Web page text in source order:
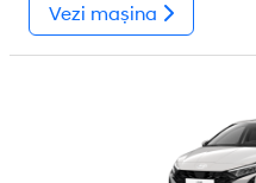
Vezi mașina